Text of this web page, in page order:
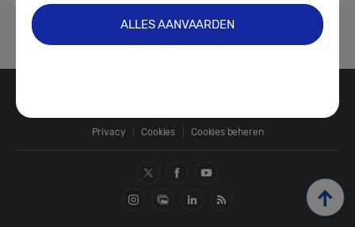
Privacy
Cookies Cookies beheren
ALLES AANVAARDEN